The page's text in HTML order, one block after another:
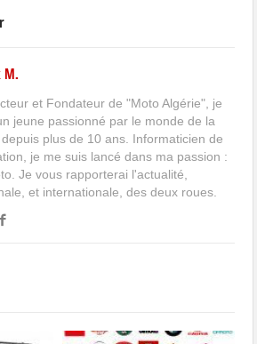
M.
et Fondateur de "Moto Algérie", je
jeune passionné par le monde de la
plus de 10 ans. Informaticien de
je me suis lancé dans ma passion :
Je vous rapporterai l'actualité,
et internationale, des deux roues.